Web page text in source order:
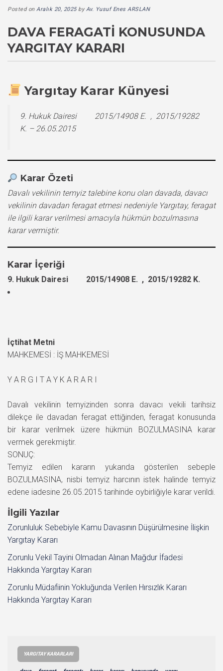
Posted on Aralık 20, 2025byAv. Yusuf Enes ARSLAN
DAVA FERAGATI KONUSUNDA
YARGITAY KARARI
Yargıtay Karar Künyesi
9. Hukuk Dairesi 2015/14908 E. , 2015/19282
K. – 26.05.2015
Karar Özeti
Davalı vekilinin temyiz talebine konu olan davada, davacı
vekilinin davadan feragat etmesi nedeniyle Yargıtay, feragat
ile ilgili karar verilmesi amacıyla hükmün bozulmasına
karar vermiştir.
Karar İçeriği
9. Hukuk Dairesi 2015/14908 E. , 2015/19282 K.
İçtihat Metni
MAHKEMESİ : İŞ MAHKEMESİ
Y A R G I T A Y K A R A R I
Davalı vekilinin temyizinden sonra davacı vekili tarihsiz
dilekçe ile davadan feragat ettiğinden, feragat konusunda
bir karar verilmek üzere hükmün BOZULMASINA karar
vermek gerekmiştir.
SONUÇ:
Temyiz edilen kararın yukarıda gösterilen sebeple
BOZULMASINA, nisbi temyiz harcının istek halinde temyiz
edene iadesine 26.05.2015 tarihinde oybirliğiyle karar verildi.
İlgili Yazılar
Zorunluluk Sebebiyle Kamu Davasının Düşürülmesine İlişkin
Yargıtay Kararı
Zorunlu Vekil Tayini Olmadan Alınan Mağdur İfadesi
Hakkında Yargıtay Kararı
Zorunlu Müdafiinin Yokluğunda Verilen Hırsızlık Kararı
Hakkında Yargıtay Kararı
YARGITAY KARARLARI